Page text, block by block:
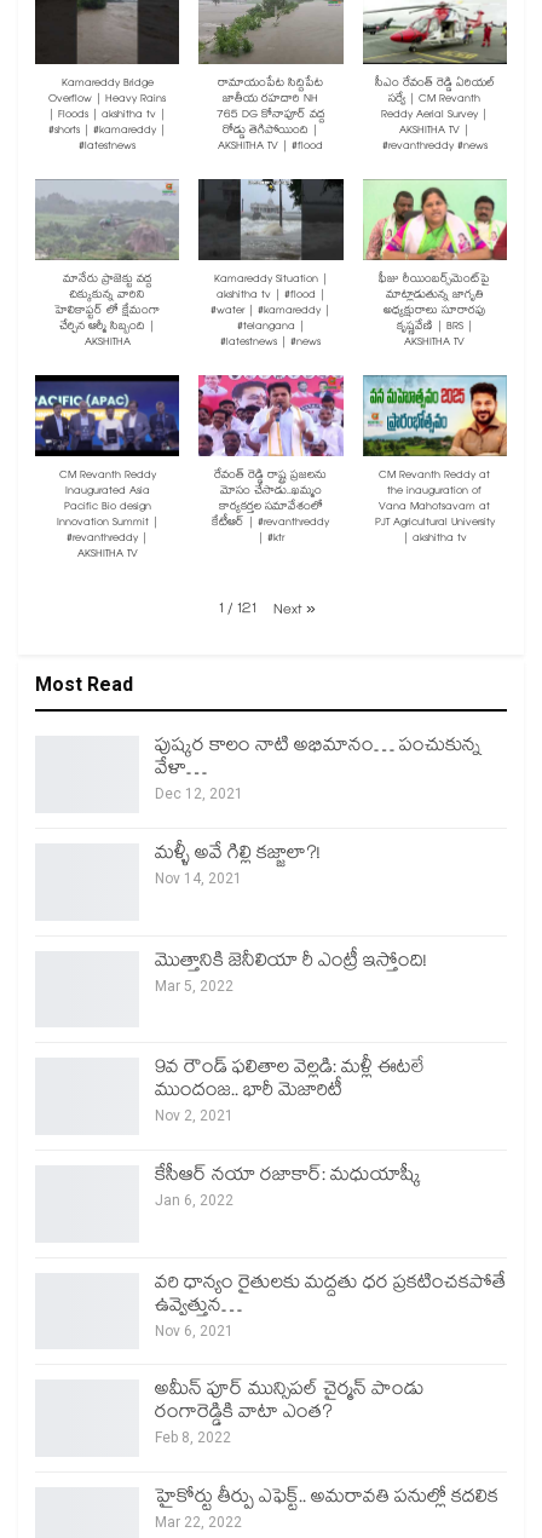
Kamareddy Bridge
Overflow | Heavy Rains
| Floods | akshitha tv |
#shorts | #kamareddy |
#latestnews
రామాయంపేట సిద్దిపేట
జాతీయ రహదారి NH
765 DG కోనాపూర్ వద్ద
రోడ్డు తెగిపోయింది |
AKSHITHA TV | #flood
సీఎం రేవంత్ రెడ్డి ఏరియల్
సర్వే | CM Revanth
Reddy Aerial Survey |
AKSHITHA TV |
#revanthreddy #news
మానేరు ప్రాజెక్టు వద్ద
చిక్కుకున్న వారిని
హెలికాప్టర్ లో క్షేమంగా
చేర్చిన ఆర్మీ సిబ్బంది |
AKSHITHA
Kamareddy Situation |
akshitha tv | #flood |
#water | #kamareddy |
#telangana |
#latestnews | #news
ఫీజు రీయింబర్స్‌మెంట్‌పై
మాట్లాడుతున్న జాగృతి
అధ్యక్షురాలు సూరారపు
కృష్ణవేణి | BRS |
AKSHITHA TV
CM Revanth Reddy
Inaugurated Asia
Pacific Bio design
Innovation Summit |
#revanthreddy |
AKSHITHA TV
రేవంత్ రెడ్డి రాష్ట్ర ప్రజలను
మోసం చేసాడు..ఖమ్మం
కార్యకర్తల సమావేశంలో
కేటీఆర్ | #revanthreddy
| #ktr
CM Revanth Reddy at
the inauguration of
Vana Mahotsavam at
PJT Agricultural University
| akshitha tv
1 /121 Next»
Most Read
పుష్కర కాలం నాటి అభిమానం… పంచుకున్న
వేళా…
Dec 12, 2021
మళ్ళీ అవే గిల్లి కజ్జాలా?!
Nov 14, 2021
మొత్తానికి జెనీలియా రీ ఎంట్రీ ఇస్తోంది!
Mar 5, 2022
9వ రౌండ్ ఫలితాల వెల్లడి: మళ్లీ ఈటలే
ముందంజ.. భారీ మెజారిటీ
Nov 2, 2021
కేసీఆర్ నయా రజాకార్: మధుయాష్కీ
Jan 6, 2022
వరి ధాన్యం రైతులకు మద్దతు ధర ప్రకటించకపోతే
ఉవ్వెత్తున…
Nov 6, 2021
అమీన్ పూర్ మున్సిపల్ చైర్మన్ పాండు
రంగారెడ్డికి వాటా ఎంత?
Feb 8, 2022
హైకోర్టు తీర్పు ఎఫెక్ట్.. అమరావతి పనుల్లో కదలిక
Mar 22, 2022